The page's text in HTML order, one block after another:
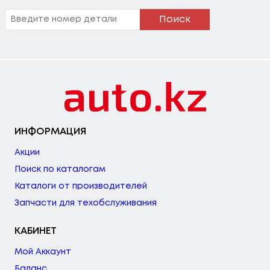
Поиск
ИНФОРМАЦИЯ
Акции
Поиск по каталогам
Каталоги от производителей
Запчасти для техобслуживания
КАБИНЕТ
Мой Аккаунт